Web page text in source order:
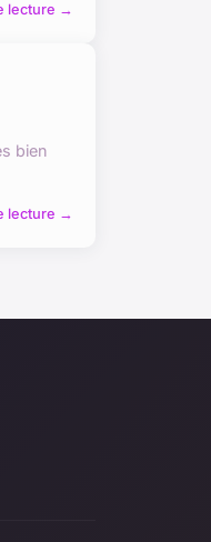
lecture →
bien
lecture →